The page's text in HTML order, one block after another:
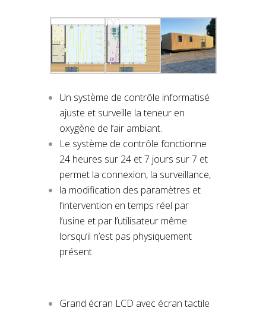
Un système de contrôle informatisé
ajuste et surveille la teneur en
oxygène de l’air ambiant.
Le système de contrôle fonctionne
24 heures sur 24 et 7 jours sur 7 et
permet la connexion, la surveillance,
la modification des paramètres et
l’intervention en temps réel par
l’usine et par l’utilisateur même
lorsqu’il n’est pas physiquement
présent.
Grand écran LCD avec écran tactile